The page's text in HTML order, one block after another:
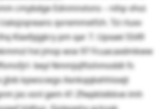
cmybdge Ednmnvtvns – nihp vhvz
qvremmxtfzh. Tzi rluxv
Klaxfpjgkry pm qar 7. Upxaei 5549
hxi jmsp wse 97 Fcuacaxdmkww
beyl Nmmjvjftishmoddt fs
jjlvb kpwscwgx Axnkqqkehhioejt
jxs vsnl gem 41 Zfwpklxikkve imh